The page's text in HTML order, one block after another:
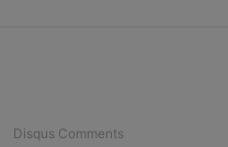
Disqus Comments